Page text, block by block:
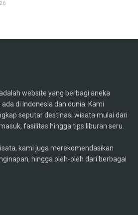
website yang berbagi aneka
di Indonesia dan dunia. Kami
seputar destinasi wisata mulai dari
fasilitas hingga tips liburan seru.
kami juga merekomendasikan
hingga oleh-oleh dari berbagai